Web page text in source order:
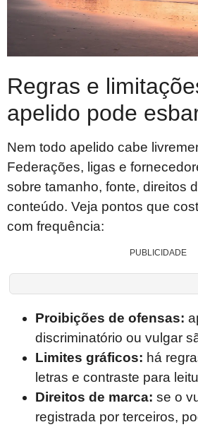
Regras e
apelido pode
Nem todo apelido cabe
Federações, ligas e
sobre tamanho, fonte, direitos
conteúdo. Veja pontos que
com frequência:
PUBLICIDADE
Proibições de ofensas:
discriminatório ou vulgar
Limites gráficos: há
letras e contraste para
Direitos de marca: se o
registrada por terceiros,